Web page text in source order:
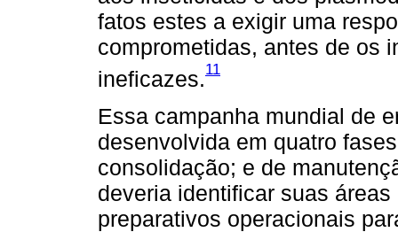
fatos estes a exigir uma
comprometidas, antes de os
ineficazes.11
Essa campanha mundial de
desenvolvida em quatro
consolidação; e de
deveria identificar suas
preparativos operacionais